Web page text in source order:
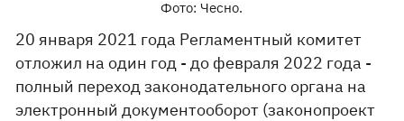
Фото: Чесно.
20 января 2021 года Регламентный комитет
отложил на один год - до февраля 2022 года -
полный переход законодательного органа на
электронный документооборот (законопроект